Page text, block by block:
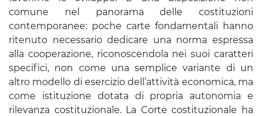
comune nel panorama delle costituzioni
contemporanee: poche carte fondamentali hanno
ritenuto necessario dedicare una norma espressa
alla cooperazione, riconoscendola nei suoi caratteri
specifici, non come una semplice variante di un
altro modello di esercizio dell’attività economica, ma
come istituzione dotata di propria autonomia e
rilevanza costituzionale. La Corte costituzionale ha